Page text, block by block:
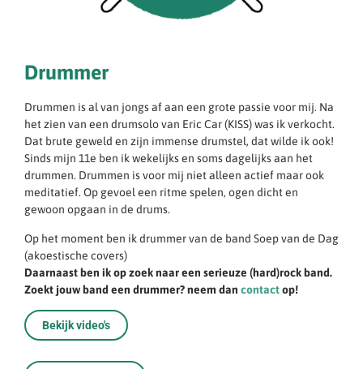
Drummer
Drummen is al van jongs af aan een grote passie voor mij. Na
het zien van een drumsolo van Eric Car (KISS) was ik verkocht.
Dat brute geweld en zijn immense drumstel, dat wilde ik ook!
Sinds mijn 11e ben ik wekelijks en soms dagelijks aan het
drummen. Drummen is voor mij niet alleen actief maar ook
meditatief. Op gevoel een ritme spelen, ogen dicht en
gewoon opgaan in de drums.
Op het moment ben ik drummer van de band Soep van de Dag
(akoestische covers)
Daarnaast ben ik op zoek naar een serieuze (hard)rock band.
Zoekt jouw band een drummer? neem dan contactop!
Bekijk video's